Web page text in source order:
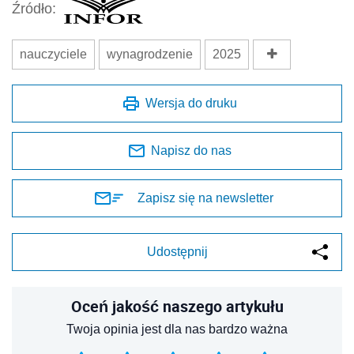
Źródło:
nauczyciele wynagrodzenie 2025
Wersja do druku
Napisz do nas
Zapisz się na newsletter
Udostępnij
Oceń jakość naszego artykułu
Twoja opinia jest dla nas bardzo ważna